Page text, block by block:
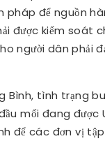
pháp để nguồn
được kiểm soát
người dân phải
Bình, tình trạng
mối đang được
để các đơn vị